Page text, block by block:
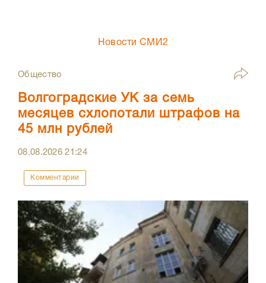
Новости СМИ2
Общество
Волгоградские УК за семь
месяцев схлопотали штрафов на
45 млн рублей
08.08.202621:24
Комментарии